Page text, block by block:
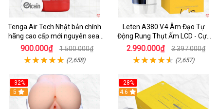
Tenga Air Tech Nhật bản chính
hãng cao cấp mới nguyên seal
giá tốt
900.000₫ 1.500.000₫
(2,658)
Leten A380 V.4 Âm Đạo Tự
Động Rung Thụt Ấm LCD - Cực
Phê
2.990.000₫ 3.397.000₫
(2,657)
-32%
Hot
5
-28%
Hot
4.6